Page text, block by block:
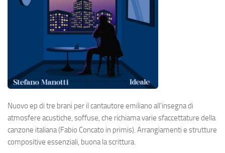
Nuovo ep di tre brani per il cantautore emiliano all’insegna di
atmosfere acustiche, soffuse, che richiama varie sfaccettature della
canzone italiana (Fabio Concato in primis). Arrangiamenti e strutture
compositive essenziali, buona la scrittura.